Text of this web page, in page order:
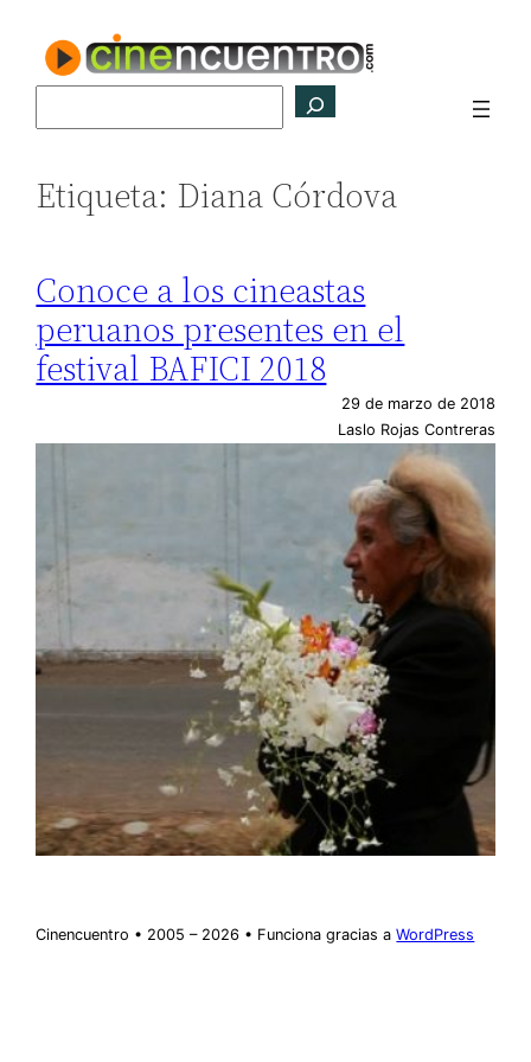
contenido
Etiqueta: Diana Córdova
Conoce a los cineastas
peruanos presentes en el
festival BAFICI 2018
29 de marzo de 2018
Laslo Rojas Contreras
Cinencuentro • 2005 – 2026 • Funciona gracias aWordPress